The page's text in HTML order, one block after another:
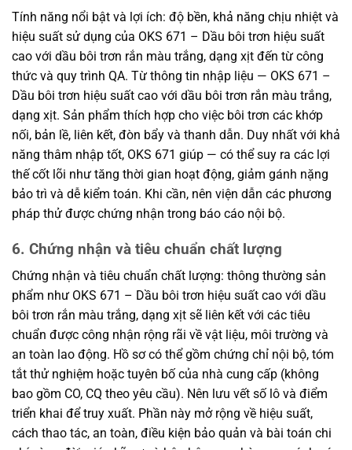
Tính năng nổi bật và lợi ích: độ bền, khả năng chịu nhiệt và
hiệu suất sử dụng của OKS 671 – Dầu bôi trơn hiệu suất
cao với dầu bôi trơn rắn màu trắng, dạng xịt đến từ công
thức và quy trình QA. Từ thông tin nhập liệu — OKS 671 –
Dầu bôi trơn hiệu suất cao với dầu bôi trơn rắn màu trắng,
dạng xịt. Sản phẩm thích hợp cho việc bôi trơn các khớp
nối, bản lề, liên kết, đòn bẩy và thanh dẫn. Duy nhất với khả
năng thâm nhập tốt, OKS 671 giúp — có thể suy ra các lợi
thế cốt lõi như tăng thời gian hoạt động, giảm gánh nặng
bảo trì và dễ kiểm toán. Khi cần, nên viện dẫn các phương
pháp thử được chứng nhận trong báo cáo nội bộ.
6. Chứng nhận và tiêu chuẩn chất lượng
Chứng nhận và tiêu chuẩn chất lượng: thông thường sản
phẩm như OKS 671 – Dầu bôi trơn hiệu suất cao với dầu
bôi trơn rắn màu trắng, dạng xịt sẽ liên kết với các tiêu
chuẩn được công nhận rộng rãi về vật liệu, môi trường và
an toàn lao động. Hồ sơ có thể gồm chứng chỉ nội bộ, tóm
tắt thử nghiệm hoặc tuyên bố của nhà cung cấp (không
bao gồm CO, CQ theo yêu cầu). Nên lưu vết số lô và điểm
triển khai để truy xuất. Phần này mở rộng về hiệu suất,
cách thao tác, an toàn, điều kiện bảo quản và bài toán chi